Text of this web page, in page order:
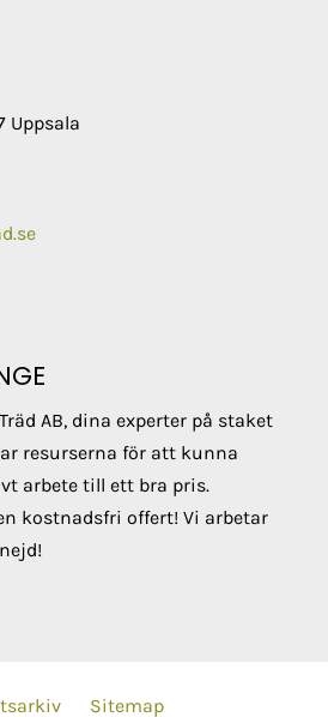
Uppsala
AB, dina experter på staket
resurserna för att kunna
arbete till ett bra pris.
kostnadsfri offert! Vi arbetar
Sitemap